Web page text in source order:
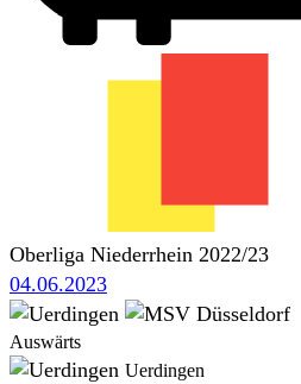
Oberliga Niederrhein 2022/23
04.06.2023
Auswärts
Uerdingen